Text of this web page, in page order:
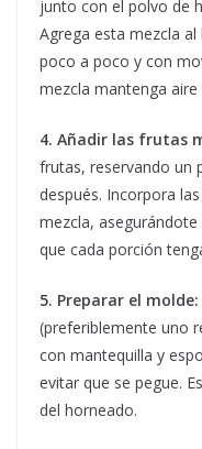
junto con el polvo de
Agrega esta mezcla
poco a poco y con
mezcla mantenga
4. Añadir las frutas
frutas, reservando un
después. Incorpora
mezcla,
que cada porción
5. Preparar el molde:
(preferiblemente uno
con mantequilla y
evitar que se pegue.
del horneado.